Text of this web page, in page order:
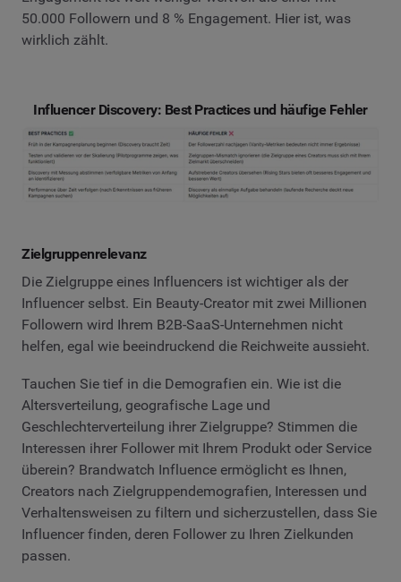
50.000 Followern und 8 % Engagement. Hier ist, was
wirklich zählt.
Influencer Discovery: Best Practices und häufige Fehler
Zielgruppenrelevanz
Die Zielgruppe eines Influencers ist wichtiger als der
Influencer selbst. Ein Beauty-Creator mit zwei Millionen
Followern wird Ihrem B2B-SaaS-Unternehmen nicht
helfen, egal wie beeindruckend die Reichweite aussieht.
Tauchen Sie tief in die Demografien ein. Wie ist die
Altersverteilung, geografische Lage und
Geschlechterverteilung ihrer Zielgruppe? Stimmen die
Interessen ihrer Follower mit Ihrem Produkt oder Service
überein? Brandwatch Influence ermöglicht es Ihnen,
Creators nach Zielgruppendemografien, Interessen und
Verhaltensweisen zu filtern und sicherzustellen, dass Sie
Influencer finden, deren Follower zu Ihren Zielkunden
passen.